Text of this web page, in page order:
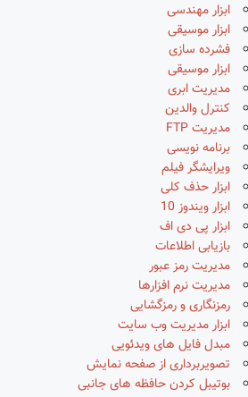
ابزار مهندسی
ابزار موسیقی
فشرده سازی
ابزار موسیقی
مدیریت ابری
کنترل والدین
مدیریت FTP
برنامه نویسی
ویرایشگر فیلم
ابزار حذف کلی
ابزار ویندوز 10
ابزار پی دی اف
بازیابی اطلاعات
مدیریت رمز عبور
مدیریت نرم افزارها
رمزنگاری و رمزگشایی
ابزار مدیریت وب سایت
مبدل فایل های ویدئویی
تصویربرداری از صفحه نمایش
بوتیبل کردن حافظه های جانبی